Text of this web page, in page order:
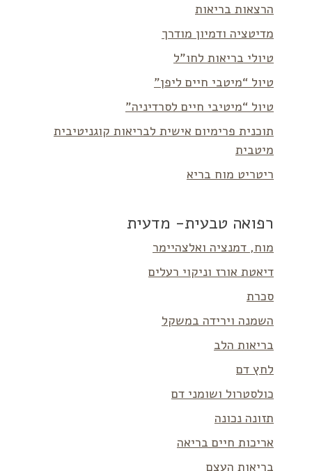
הרצאות בריאות
מדיטציה ודמיון מודרך
טיולי בריאות לחו”ל
טיול “מיטבי חיים ליפן”
טיול “מיטיבי חיים לסרדיניה”
תוכנית פרימיום אישית לבריאות קוגניטיבית
מיטבית
ריטריט מוח בריא
רפואה טבעית- מדעית
מוח, דמנציה ואלצהיימר
דיאטת אורז וניקוי רעלים
סכרת
השמנה וירידה במשקל
בריאות הלב
לחץ דם
כולסטרול ושומני דם
תזונה נכונה
אריכות חיים בריאה
בריאות העצם